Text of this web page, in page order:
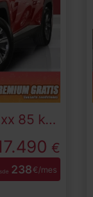
1.6 CRDI Maxx 85 kW (115 CV)
€
238€/mes